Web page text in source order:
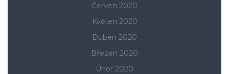
Červen 2020
Květen 2020
Duben 2020
Březen 2020
Únor 2020